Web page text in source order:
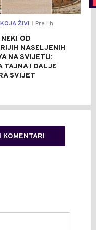
ŽIVI Pre 1 h
OD
NASELJENIH
NA SVIJETU:
TAJNA I DALJE
SVIJET
KOMENTARI